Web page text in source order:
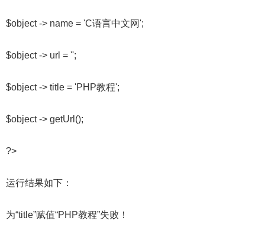
$object -> name = 'C语言中文网';
$object -> url = '';
$object -> title = 'PHP教程';
$object -> getUrl();
?>
运行结果如下：
为“title”赋值“PHP教程”失败！